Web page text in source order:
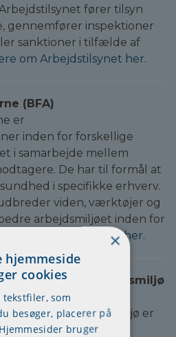
fører tilsyn
gennemfører inspektioner
sanktioner i tilfælde af
om Arbejdstilsynet her.
(BFA)
er
inden for forskellige
i samarbejde mellem
De har til formål at
i specifikke erhverv.
viden, værktøjer og
arbejdsmiljøet inden for
Læs mere om BFA her.
for Arbejdsmiljø
for Arbejdsmiljø er
der driver
×
hjemmeside
cookies
tekstfiler, som
besøger, placerer på
bruger